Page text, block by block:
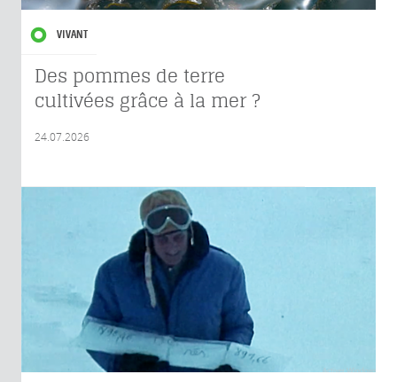
VIVANT
Des pommes de terre
cultivées grâce à la mer ?
24.07.2026